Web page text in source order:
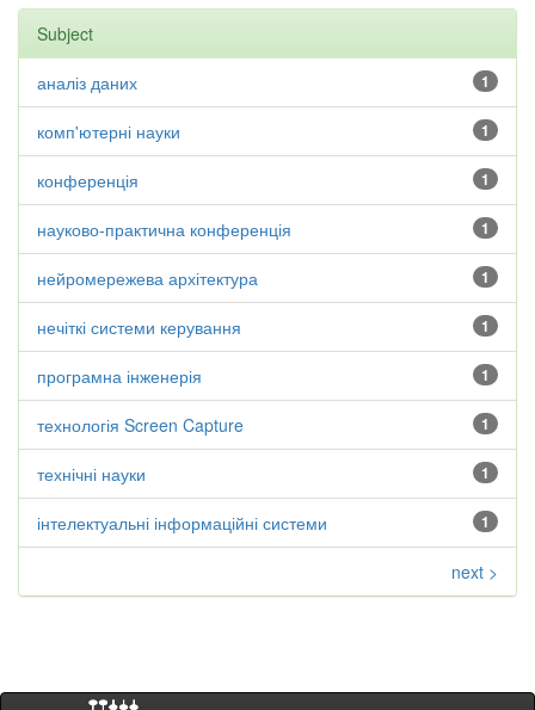
Subject
1
аналіз даних
1
комп'ютерні науки
1
конференція
1
науково-практична конференція
1
нейромережева архітектура
1
нечіткі системи керування
1
програмна інженерія
1
технологія Screen Capture
1
технічні науки
1
інтелектуальні інформаційні системи
next >